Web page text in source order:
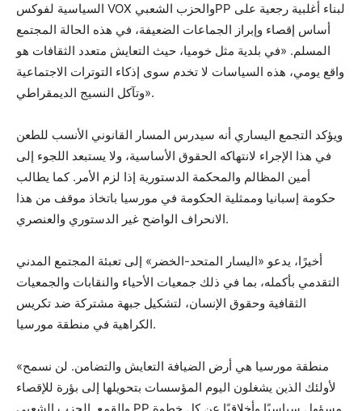
السياسية لفوكس VOX والحزب الشعبيPP لبناء أغلبية رجعية على
أساس إقصاء وإبراز الجماعات الضعيفة، في هذه الحالة المجتمع
المسلم. «في بلدية مثل خوميا، حيث التعايش متعدد الثقافات هو
واقع يومي، هذه السياسات لا تخدم سوى إذكاء التوترات الاجتماعية
وتآكل النسيج الديمقراطي».
ويؤكد التجمع اليساري أنه سيدرس المسار القانوني الأنسب للطعن
في هذا الإجراء لانتهاكه الحقوق الأساسية، ولا يستبعد اللجوء إلى
أمين المظالم والمحكمة الدستورية إذا لزم الأمر. كما يطالب
حكومة إسبانيا وممثلية الحكومة في مورسيا باتخاذ موقف من هذا
الانحراف الواضح غير الدستوري والعنصري.
أخيرًا، يدعو «اليسار المتحد-الخضر» إلى تعبئة المجتمع المدني
التقدمي بأكمله، بما في ذلك جمعيات الأحياء والنقابات والجمعيات
الثقافية وحقوق الإنسان، لتشكيل جبهة مشتركة ضد تكريس
الكراهية في منطقة مورسيا.
«منطقة مورسيا هي أرض الضيافة التعايش والتضامن. لن نسمح
لأولئك الذين يشغلون اليوم المؤسسات بتحويلها إلى بؤرة للإقصاء